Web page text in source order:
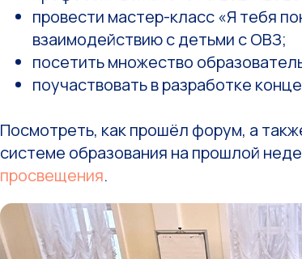
провести мастер-класс «Я тебя
взаимодействию с детьми с ОВЗ;
посетить множество
поучаствовать в разработке
Посмотреть, как прошёл форум, а
системе образования на прошлой
просвещения.